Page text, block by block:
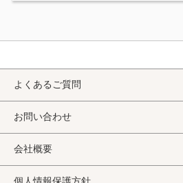
よくあるご質問
お問い合わせ
会社概要